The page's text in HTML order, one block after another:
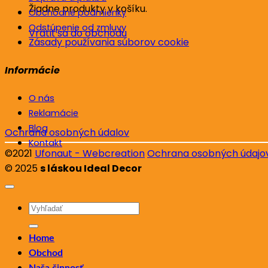
Žiadne produkty v košíku.
Vrátiť sa do obchodu
Obchodné podmienky
Odstúpenie od zmluvy
Zásady používania súborov cookie
Informácie
O nás
Reklamácie
Blog
Kontakt
Ochrana osobných údalov
©2021 Ufonaut - WebcreationOchrana osobných
© 2025s láskou Ideal Decor
Hľadať:
Home
Obchod